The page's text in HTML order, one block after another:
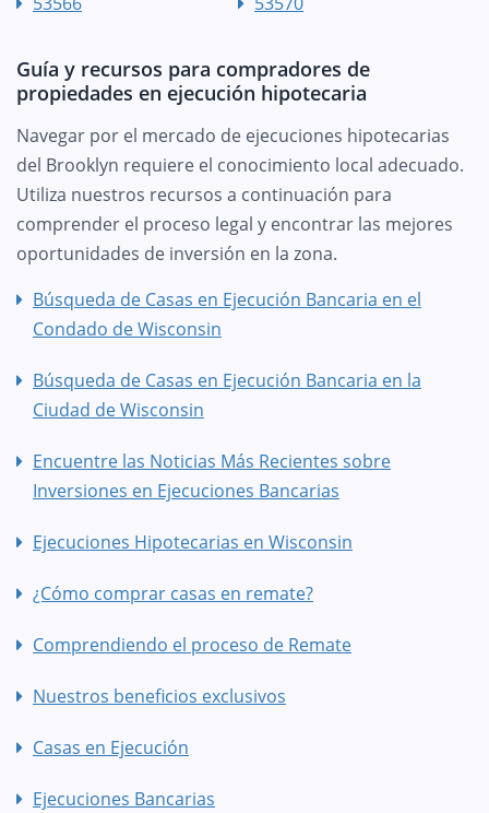
Guía y recursos para compradores de
propiedades en ejecución hipotecaria
Navegar por el mercado de ejecuciones hipotecarias
del Brooklyn requiere el conocimiento local adecuado.
Utiliza nuestros recursos a continuación para
comprender el proceso legal y encontrar las mejores
oportunidades de inversión en la zona.
Búsqueda de Casas en Ejecución Bancaria en el
Condado de Wisconsin
Búsqueda de Casas en Ejecución Bancaria en la
Ciudad de Wisconsin
Encuentre las Noticias Más Recientes sobre
Inversiones en Ejecuciones Bancarias
Ejecuciones Hipotecarias en Wisconsin
¿Cómo comprar casas en remate?
Comprendiendo el proceso de Remate
Nuestros beneficios exclusivos
Casas en Ejecución
Ejecuciones Bancarias